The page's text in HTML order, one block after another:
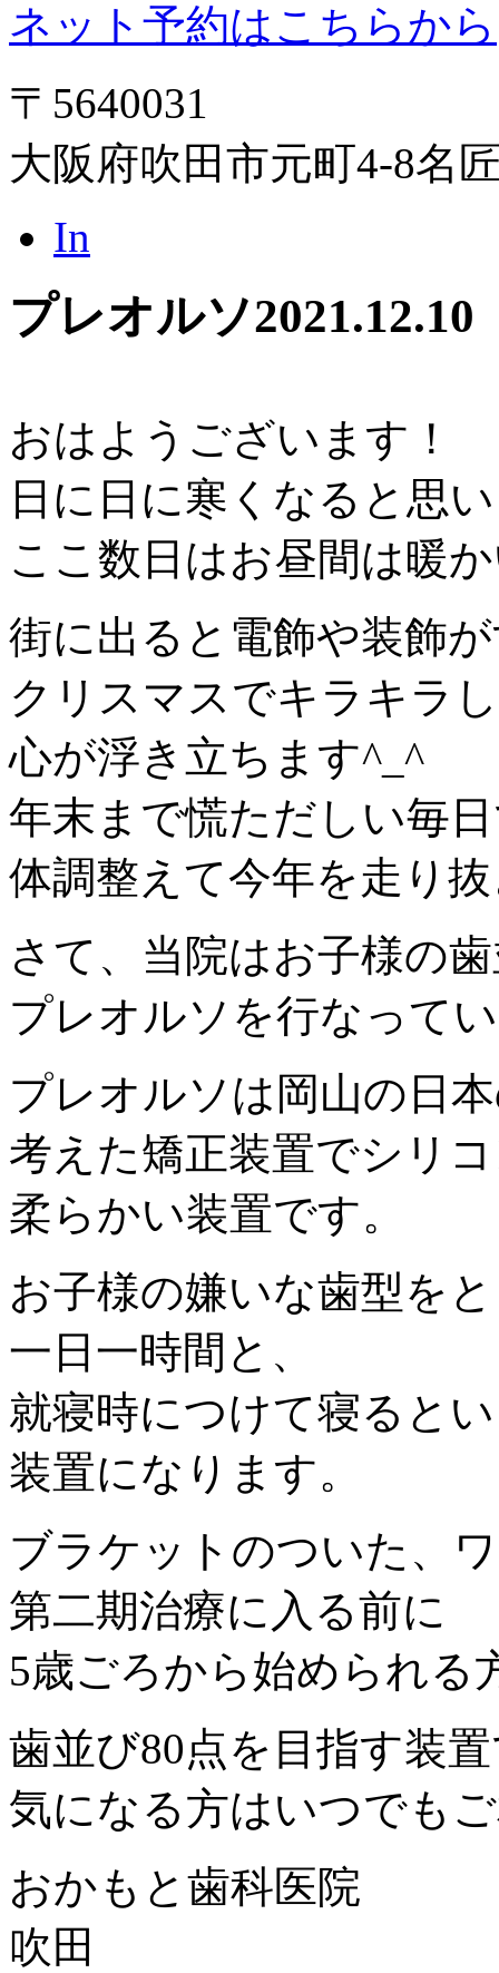
ネット予約はこちらから
〒5640031
大阪府吹田市元町4-8名
In
プレオルソ2021.12.10
おはようございます！
日に日に寒くなると思
ここ数日はお昼間は暖
街に出ると電飾や装飾
クリスマスでキラキラ
心が浮き立ちます^_^
年末まで慌ただしい毎
体調整えて今年を走り
さて、当院はお子様の
プレオルソを行なって
プレオルソは岡山の日
考えた矯正装置でシリ
柔らかい装置です。
お子様の嫌いな歯型を
一日一時間と、
就寝時につけて寝ると
装置になります。
ブラケットのついた、
第二期治療に入る前に
5歳ごろから始められる
歯並び80点を目指す装
気になる方はいつでも
おかもと歯科医院
吹田